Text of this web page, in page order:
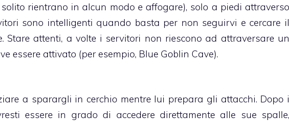
solito rientrano in alcun modo e affogare), solo a piedi attraverso
sono intelligenti quando basta per non seguirvi e cercare il
Stare attenti, a volte i servitori non riescono ad attraversare un
essere attivato (per esempio, Blue Goblin Cave).
a sparargli in cerchio mentre lui prepara gli attacchi. Dopo i
essere in grado di accedere direttamente alle sue spalle,